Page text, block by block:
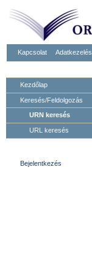
Kapcsolat Adatkezelés
Kezdőlap
Keresés/Feldolgozás
URN keresés
URL keresés
Bejelentkezés